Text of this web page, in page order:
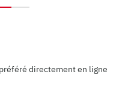
directement en ligne